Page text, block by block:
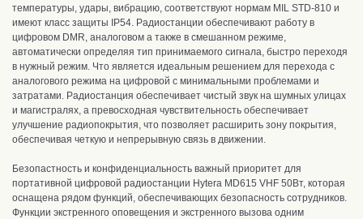
температуры, удары, вибрацию, соответствуют нормам MIL STD-810 и
имеют класс защиты IP54. Радиостанции обеспечивают работу в
цифровом DMR, аналоговом а также в смешанном режиме,
автоматически определяя тип принимаемого сигнала, быстро переходя
в нужный режим. Что является идеальным решением для перехода с
аналогового режима на цифровой с минимальными проблемами и
затратами. Радиостанция обеспечивает чистый звук на шумных улицах
и магистралях, а превосходная чувствительность обеспечивает
улучшение радиопокрытия, что позволяет расширить зону покрытия,
обеспечивая четкую и непрерывную связь в движении.
Безопастность и конфиденциальность важный приоритет для
портативной цифровой радиостанции Hytera MD615 VHF 50Вт, которая
оснащена рядом функций, обеспечивающих безопасность сотрудников.
Функции экстренного оповещения и экстренного вызова одним